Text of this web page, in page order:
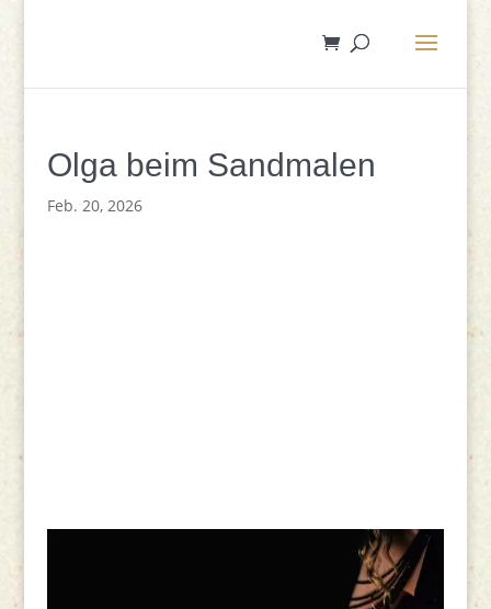
Olga beim Sandmalen
Feb. 20, 2026